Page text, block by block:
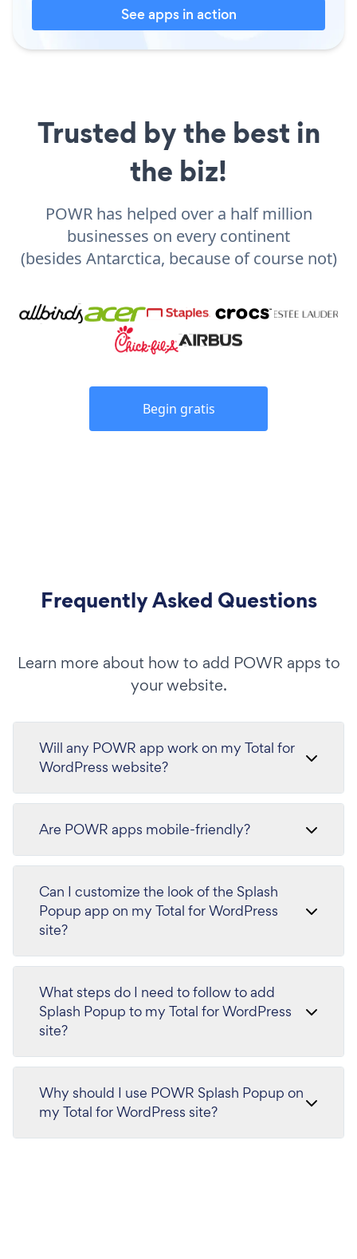
See apps in action
Trusted by the best in
the biz!
POWR has helped over a half million
businesses on every continent
(besides Antarctica, because of course not)
Begin gratis
Frequently Asked Questions
Learn more about how to add POWR apps to
your website.
Will any POWR app work on my Total for
WordPress website?
Are POWR apps mobile-friendly?
Can I customize the look of the Splash
Popup app on my Total for WordPress
site?
What steps do I need to follow to add
Splash Popup to my Total for WordPress
site?
Why should I use POWR Splash Popup on
my Total for WordPress site?